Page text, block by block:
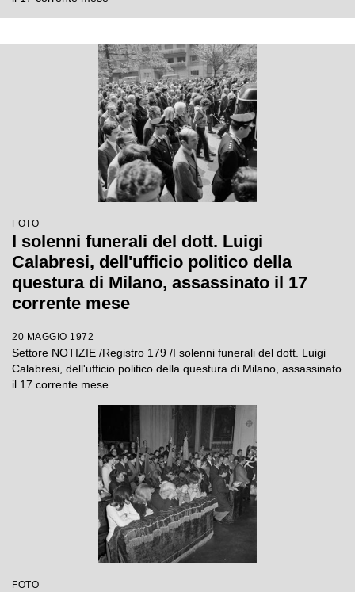
FOTO
I solenni funerali del dott. Luigi
Calabresi, dell'ufficio politico della
questura di Milano, assassinato il 17
corrente mese
20 MAGGIO 1972
Settore NOTIZIE /Registro 179 /I solenni funerali del dott. Luigi
Calabresi, dell'ufficio politico della questura di Milano, assassinato
il 17 corrente mese
FOTO